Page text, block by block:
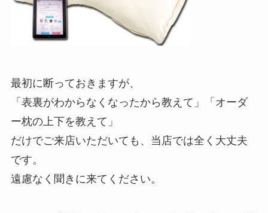
最初に断っておきますが、
「表裏がわからなくなったから教えて」「オーダ
ー枕の上下を教えて」
だけでご来店いただいても、当店では全く大丈夫
です。
遠慮なく聞きに来てください。